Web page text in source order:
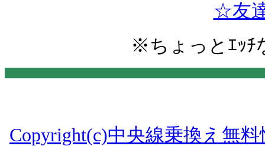
☆友
※ ちょっとｴｯﾁ
Copyright(c)中央線乗換え無